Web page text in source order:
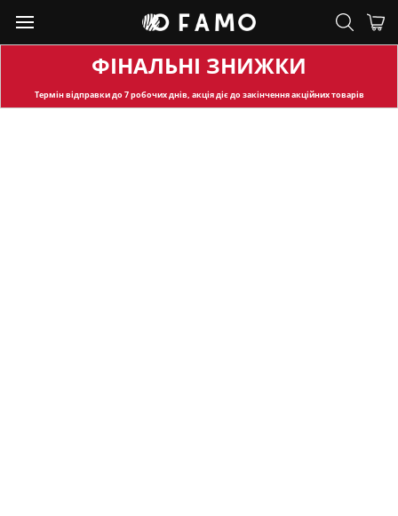
ФІНАЛЬНІ ЗНИЖКИ
Термін відправкидо 7 робочих днів, акція діє до закінчення акційних товарів